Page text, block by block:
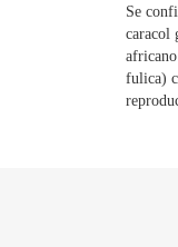
Se
caracol
fulica)